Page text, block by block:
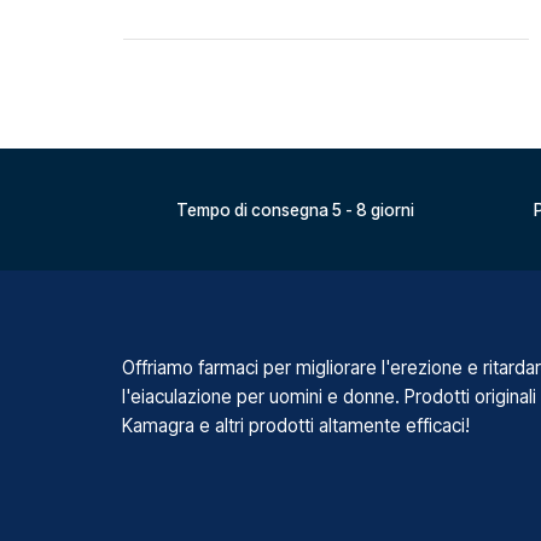
Tempo di consegna 5 - 8 giorni
Offriamo farmaci per migliorare l'erezione e
l'eiaculazione per uomini e donne. Prodotti originali
Kamagra e altri prodotti altamente efficaci!